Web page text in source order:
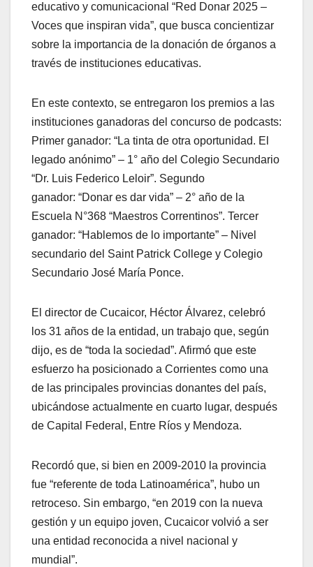
educativo y comunicacional “Red Donar 2025 –
Voces que inspiran vida”, que busca concientizar
sobre la importancia de la donación de órganos a
través de instituciones educativas.
En este contexto, se entregaron los premios a las
instituciones ganadoras del concurso de podcasts:
Primer ganador: “La tinta de otra oportunidad. El
legado anónimo” – 1° año del Colegio Secundario
“Dr. Luis Federico Leloir”. Segundo
ganador: “Donar es dar vida” – 2° año de la
Escuela N°368 “Maestros Correntinos”. Tercer
ganador: “Hablemos de lo importante” – Nivel
secundario del Saint Patrick College y Colegio
Secundario José María Ponce.
El director de Cucaicor, Héctor Álvarez, celebró
los 31 años de la entidad, un trabajo que, según
dijo, es de “toda la sociedad”. Afirmó que este
esfuerzo ha posicionado a Corrientes como una
de las principales provincias donantes del país,
ubicándose actualmente en cuarto lugar, después
de Capital Federal, Entre Ríos y Mendoza.
Recordó que, si bien en 2009-2010 la provincia
fue “referente de toda Latinoamérica”, hubo un
retroceso. Sin embargo, “en 2019 con la nueva
gestión y un equipo joven, Cucaicor volvió a ser
una entidad reconocida a nivel nacional y
mundial”.